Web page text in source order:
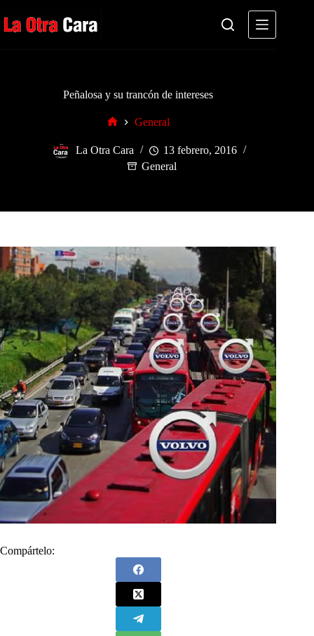
al
contenido
Peñalosa y su trancón de intereses
General
La Otra Cara
13 febrero, 2016
General
Compártelo: